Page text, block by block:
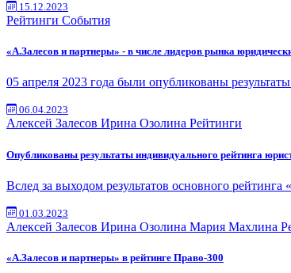
15.12.2023
Рейтинги События
«А.Залесов и партнеры» - в числе лидеров рынка
05 апреля 2023 года были опубликованы
06.04.2023
Алексей Залесов Ирина Озолина Рейтинги
Опубликованы результаты индивидуального рейтинга
Вслед за выходом результатов основного
01.03.2023
Алексей Залесов Ирина Озолина Мария Махлина
«А.Залесов и партнеры» в рейтинге Право-300